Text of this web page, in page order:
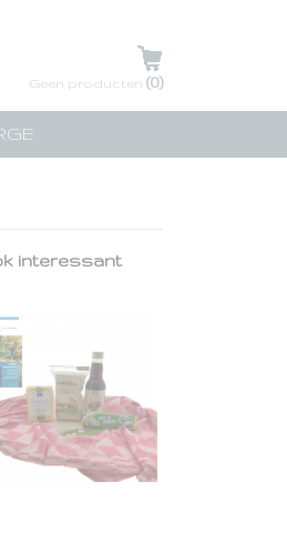
UW WINKELWAGEN
Geen producten (0)
interessant